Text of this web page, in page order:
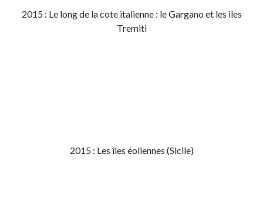
2015 : Le long de la cote italienne : le Gargano et les iles
Tremiti
2015 : Les îles éoliennes (Sicile)